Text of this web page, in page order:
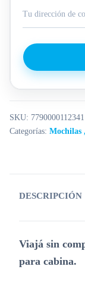
SKU: 7790000112341
Categorías: Mochilas
DESCRIPCIÓN
Viajá sin
para cabina.